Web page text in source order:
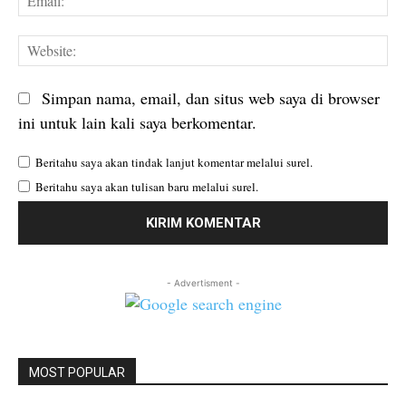
Simpan nama, email, dan situs web saya di browser
ini untuk lain kali saya berkomentar.
Beritahu saya akan tindak lanjut komentar melalui surel.
Beritahu saya akan tulisan baru melalui surel.
- Advertisment -
MOST POPULAR